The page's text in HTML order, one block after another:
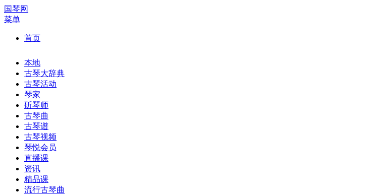
国琴网
菜单
首页
本地
古琴大辞典
古琴活动
琴家
斫琴师
古琴曲
古琴谱
古琴视频
琴悦会员
直播课
资讯
精品课
流行古琴曲